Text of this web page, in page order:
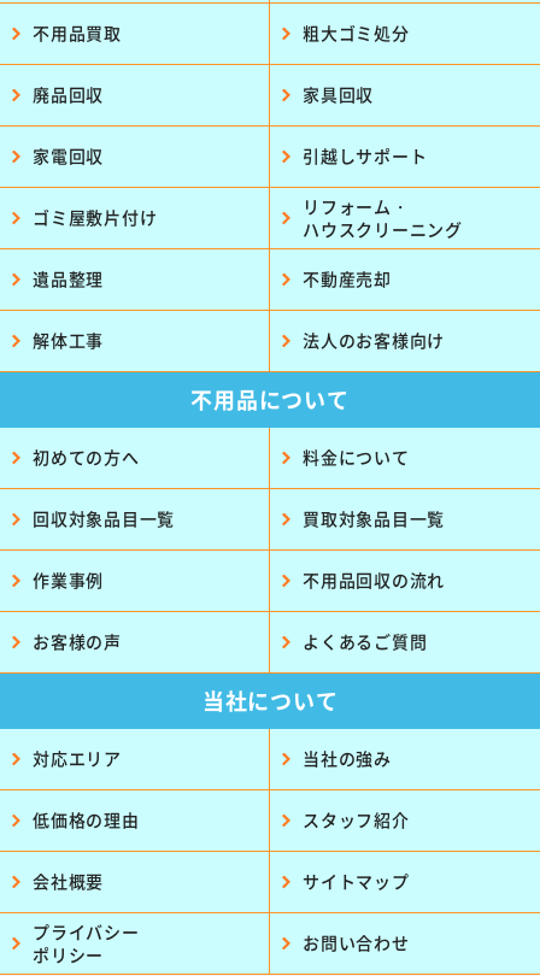
不用品買取 粗大ゴミ処分
廃品回収 家具回収
家電回収 引越しサポート
ゴミ屋敷片付け
リフォーム・
ハウスクリーニング
遺品整理 不動産売却
解体工事 法人のお客様向け
不用品について
初めての方へ 料金について
回収対象品目一覧 買取対象品目一覧
作業事例 不用品回収の流れ
お客様の声 よくあるご質問
当社について
対応エリア 当社の強み
低価格の理由 スタッフ紹介
会社概要 サイトマップ
プライバシー
ポリシー
お問い合わせ